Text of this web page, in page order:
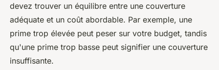
devez trouver un équilibre entre une couverture
adéquate et un coût abordable. Par exemple, une
prime trop élevée peut peser sur votre budget, tandis
qu'une prime trop basse peut signifier une couverture
insuffisante.